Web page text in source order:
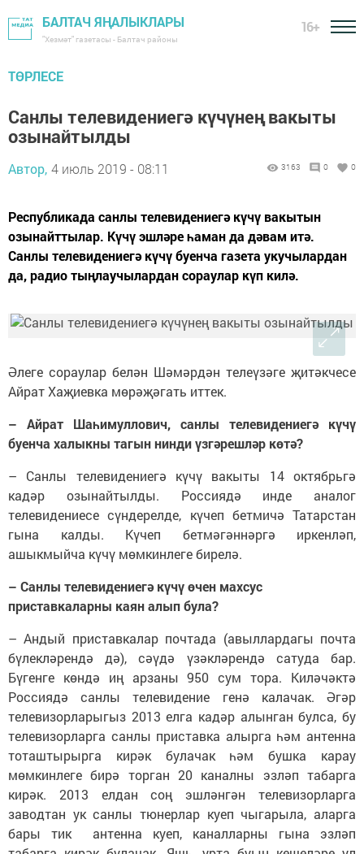
БАЛТАЧ ЯҢАЛЫКЛАРЫ
"Хезмәт" газетасы - Балтач районы
16+
ТӨРЛЕСЕ
Санлы телевидениегә күчүнең вакыты
озынайтылды
Автор, 4 июль 2019 - 08:11 3163 0 0
Республикада санлы телевидениегә күчү вакытын
озынайттылар. Күчү эшләре һаман да дәвам итә.
Санлы телевидениегә күчү буенча газета укучылардан
да, радио тыңлаучылардан сораулар күп килә.
Әлеге сораулар белән Шәмәрдән телеүзәге җитәкчесе
Айрат Хаҗиевка мөрәҗәгать иттек.
– Айрат Шаһимуллович, санлы телевидениегә күчү
буенча халыкны тагын нинди үзгәрешләр көтә?
– Санлы телевидениегә күчү вакыты 14 октябрьгә
кадәр озынайтылды. Россиядә инде аналог
телевидениесе сүндерелде, күчеп бетмичә Татарстан
гына калды. Күчеп бетмәгәннәргә иркенләп,
ашыкмыйча күчү мөмкинлеге бирелә.
– Санлы телевидениегә күчү өчен махсус
приставкаларны каян алып була?
– Андый приставкалар почтада (авыллардагы почта
бүлекләрендә дә), сәүдә үзәкләрендә сатуда бар.
Бүгенге көндә иң арзаны 950 сум тора. Киләчәктә
Россиядә санлы телевидение генә калачак. Әгәр
телевизорларыгыз 2013 елга кадәр алынган булса, бу
телевизорларга санлы приставка алырга һәм антенна
тоташтырырга кирәк булачак һәм бушка карау
мөмкинлеге бирә торган 20 каналны эзләп табарга
кирәк. 2013 елдан соң эшләнгән телевизорларга
заводтан ук санлы тюнерлар куеп чыгарыла, аларга
бары тик антенна куеп, каналларны гына эзләп